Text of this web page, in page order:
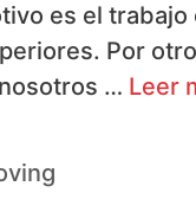
es el trabajo
Por
… Leer